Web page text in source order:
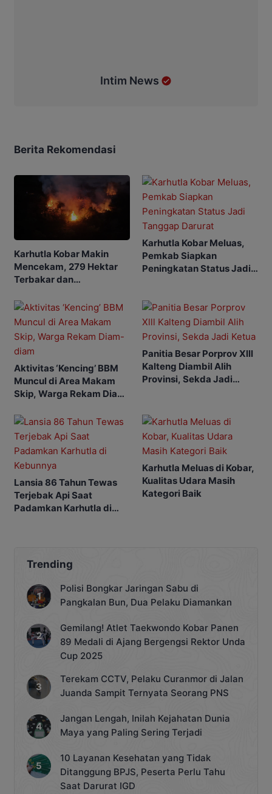
Intim News
Berita Rekomendasi
Karhutla Kobar Makin
Mencekam, 279 Hektar
Terbakar dan
Terganggu
Karhutla Kobar Meluas,
Pemkab Siapkan
Peningkatan Status Jadi
Aktivitas ‘Kencing’ BBM
Muncul di Area Makam
Skip, Warga Rekam Diam-
Panitia Besar Porprov Xlll
Kalteng Diambil Alih
Provinsi, Sekda Jadi
Lansia 86 Tahun Tewas
Terjebak Api Saat
Padamkan Karhutla di
Karhutla Meluas di Kobar,
Kualitas Udara Masih
Kategori Baik
Trending
Polisi Bongkar Jaringan Sabu di
Pangkalan Bun, Dua Pelaku Diamankan
Gemilang! Atlet Taekwondo Kobar Panen
89 Medali di Ajang Bergengsi Rektor Unda
Cup 2025
Terekam CCTV, Pelaku Curanmor di Jalan
Juanda Sampit Ternyata Seorang PNS
Jangan Lengah, Inilah Kejahatan Dunia
Maya yang Paling Sering Terjadi
10 Layanan Kesehatan yang Tidak
Ditanggung BPJS, Peserta Perlu Tahu
Saat Darurat IGD